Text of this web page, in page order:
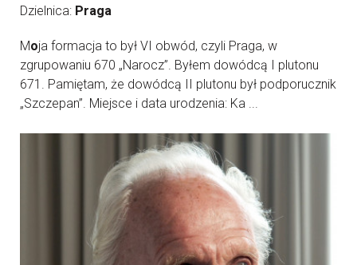
Dzielnica: Praga
Moja formacja to był VI obwód, czyli Praga, w
zgrupowaniu 670 „Narocz”. Byłem dowódcą I plutonu
671. Pamiętam, że dowódcą II plutonu był podporucznik
„Szczepan”. Miejsce i data urodzenia: Ka ...